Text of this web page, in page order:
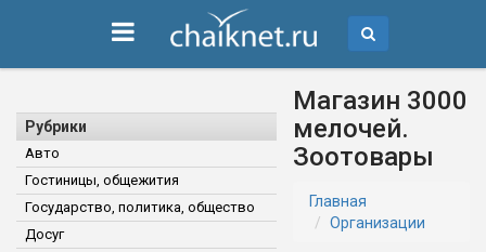
Рубрики
Авто
Гостиницы, общежития
Государство, политика, общество
Досуг
Магазин 3000
мелочей.
Зоотовары
Главная
Организации